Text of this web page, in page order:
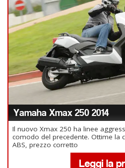
Yamaha Xmax 250 2014
Il nuovo Xmax 250 ha linee
comodo del precedente. Ottime la
ABS, prezzo corretto